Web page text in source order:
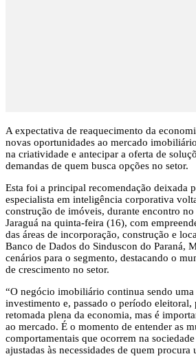
A expectativa de reaquecimento da
novas oportunidades ao mercado
na criatividade e antecipar a oferta de
demandas de quem busca opções no setor.
Esta foi a principal recomendação deixada
especialista em inteligência corporativa
construção de imóveis, durante encontro
Jaraguá na quinta-feira (16), com
das áreas de incorporação, construção e
Banco de Dados do Sinduscon do Paraná,
cenários para o segmento, destacando o
de crescimento no setor.
“O negócio imobiliário continua sendo
investimento e, passado o período eleitoral,
retomada plena da economia, mas é
ao mercado. É o momento de entender as
comportamentais que ocorrem na
ajustadas às necessidades de quem